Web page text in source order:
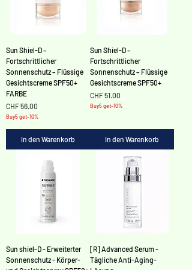
Sun Shiel-D –
Fortschrittlicher
Sonnenschutz – Flüssige
Gesichtscreme SPF50+
FARBE
Preis
CHF 56.00
Buy5 get-10%
In den Warenkorb
Sun Shiel-D –
Fortschrittlicher
Sonnenschutz – Flüssige
Gesichtscreme SPF50+
Preis
CHF 51.00
Buy5 get-10%
In den Warenkorb
Sun shiel-D - Erweiterter
Sonnenschutz - Körper-
[R] Advanced Serum -
Tägliche Anti-Aging-